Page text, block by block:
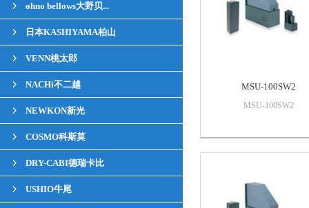
ohno bellows大野贝...
日本KASHIYAMA柏山
VENN桃太郎
NACHi不二越
NEWKON新光
COSMO科斯莫
DRY-CABI德瑞卡比
USHIO牛尾
MSU-100SW2
MSU-100SW2